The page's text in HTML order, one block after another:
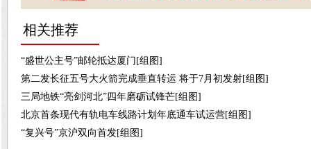
相关推荐
“盛世公主号”邮轮抵达厦门[组图]
第二发长征五号大火箭完成垂直转运 将于7月初发射[组图]
三局地铁“亮剑河北”四年磨砺试锋芒[组图]
北京首条现代有轨电车线路计划年底通车试运营[组图]
“复兴号”京沪双向首发[组图]